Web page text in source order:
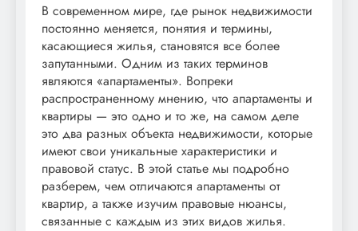
В современном мире, где рынок недвижимости
постоянно меняется, понятия и термины,
касающиеся жилья, становятся все более
запутанными. Одним из таких терминов
являются «апартаменты». Вопреки
распространенному мнению, что апартаменты и
квартиры — это одно и то же, на самом деле
это два разных объекта недвижимости, которые
имеют свои уникальные характеристики и
правовой статус. В этой статье мы подробно
разберем, чем отличаются апартаменты от
квартир, а также изучим правовые нюансы,
связанные с каждым из этих видов жилья.